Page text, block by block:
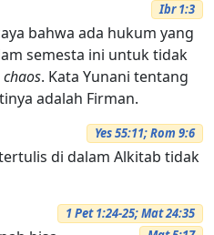
Ibr 1:3
bahwa ada hukum yang
semesta ini untuk tidak
chaos. Kata Yunani tentang
adalah Firman.
Yes 55:11; Rom 9:6
di dalam Alkitab tidak
1 Pet 1:24-25; Mat 24:35